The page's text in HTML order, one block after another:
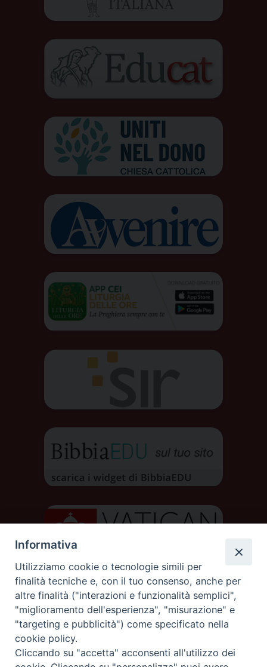
DIOCESI DI AOSTA
DIOCÈSE D'AOSTE
Informativa
Utilizziamo cookie o tecnologie simili per
finalità tecniche e, con il tuo consenso, anche per
altre finalità ("interazioni e funzionalità semplici",
"miglioramento dell'esperienza", "misurazione" e
"targeting e pubblicità") come specificato nella
cookie policy.
Cliccando su "accetta" acconsenti all'utilizzo dei